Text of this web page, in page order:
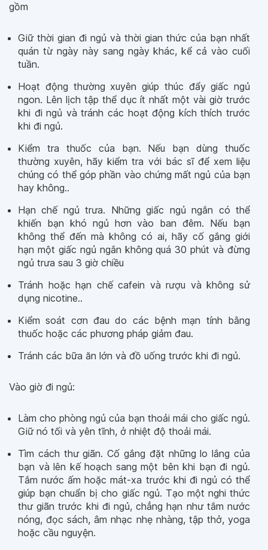
gồm
Giữ thời gian đi ngủ và thời gian thức của bạn nhất
quán từ ngày này sang ngày khác, kể cả vào cuối
tuần.
Hoạt động thường xuyên giúp thúc đẩy giấc ngủ
ngon. Lên lịch tập thể dục ít nhất một vài giờ trước
khi đi ngủ và tránh các hoạt động kích thích trước
khi đi ngủ.
Kiểm tra thuốc của bạn. Nếu bạn dùng thuốc
thường xuyên, hãy kiểm tra với bác sĩ để xem liệu
chúng có thể góp phần vào chứng mất ngủ của bạn
hay không..
Hạn chế ngủ trưa. Những giấc ngủ ngắn có thể
khiến bạn khó ngủ hơn vào ban đêm. Nếu bạn
không thể đến mà không có ai, hãy cố gắng giới
hạn một giấc ngủ ngắn không quá 30 phút và đừng
ngủ trưa sau 3 giờ chiều
Tránh hoặc hạn chế cafein và rượu và không sử
dụng nicotine..
Kiểm soát cơn đau do các bệnh mạn tính bằng
thuốc hoặc các phương pháp giảm đau.
Tránh các bữa ăn lớn và đồ uống trước khi đi ngủ.
Vào giờ đi ngủ:
Làm cho phòng ngủ của bạn thoải mái cho giấc ngủ.
Giữ nó tối và yên tĩnh, ở nhiệt độ thoải mái.
Tìm cách thư giãn. Cố gắng đặt những lo lắng của
bạn và lên kế hoạch sang một bên khi bạn đi ngủ.
Tắm nước ấm hoặc mát-xa trước khi đi ngủ có thể
giúp bạn chuẩn bị cho giấc ngủ. Tạo một nghi thức
thư giãn trước khi đi ngủ, chẳng hạn như tắm nước
nóng, đọc sách, âm nhạc nhẹ nhàng, tập thở, yoga
hoặc cầu nguyện.